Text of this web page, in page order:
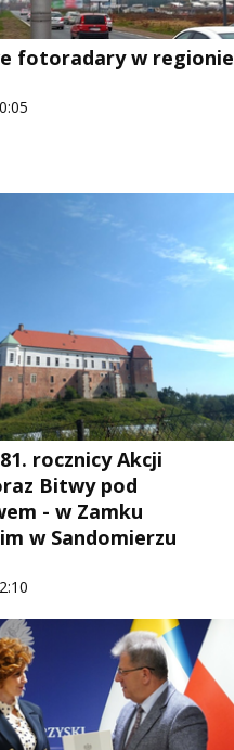
fotoradary w regionie
rocznicy Akcji
Bitwy pod
- w Zamku
w Sandomierzu